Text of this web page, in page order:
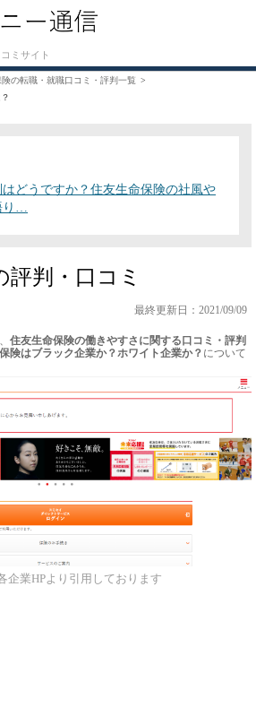
ミサイト
の転職・就職口コミ・評判一覧
どうですか？住友生命保険の社風や
り…
評判・口コミ
最終更新日：2021/09/09
住友生命保険の働きやすさに関する口コミ・評判
険はブラック企業か？ホワイト企業か？ について
企業HPより引用しております